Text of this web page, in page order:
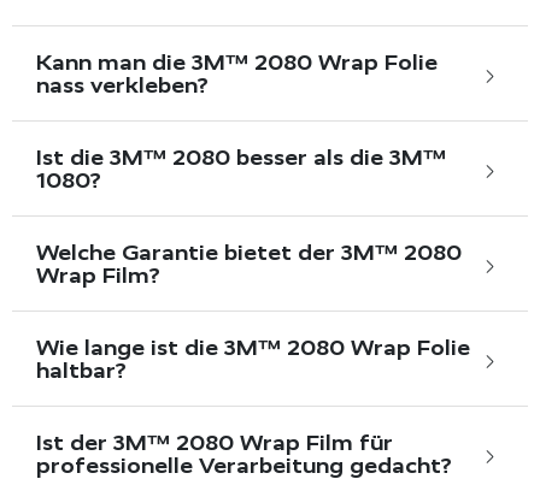
Kann man die 3M™ 2080 Wrap Folie
nass verkleben?
Ist die 3M™ 2080 besser als die 3M™
1080?
Welche Garantie bietet der 3M™ 2080
Wrap Film?
Wie lange ist die 3M™ 2080 Wrap Folie
haltbar?
Ist der 3M™ 2080 Wrap Film für
professionelle Verarbeitung gedacht?